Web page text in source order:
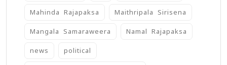
Mahinda Rajapaksa Maithripala Sirisena
Mangala Samaraweera Namal Rajapaksa
news political